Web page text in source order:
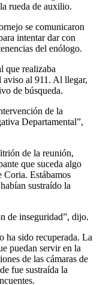
rueda de auxilio.
se comunicaron
intentar dar con
del enólogo.
que realizaba
aviso al 911. Al llegar,
de búsqueda.
de la
Departamental”,
de la reunión,
que suceda algo
Coria. Estábamos
sustraído la
de inseguridad”, dijo.
ha sido recuperada. La
puedan servir en la
de las cámaras de
fue sustraída la